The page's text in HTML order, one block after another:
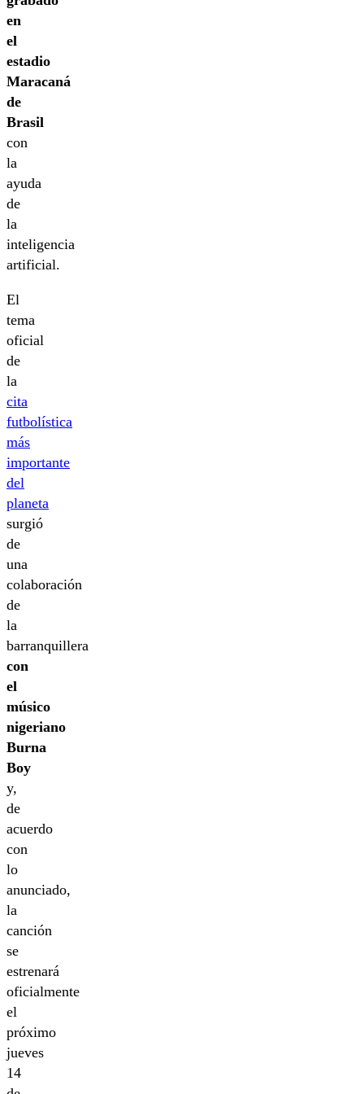
en
el
estadio
Maracaná
de
Brasil
con
la
ayuda
de
la
inteligencia
artificial.
El
tema
oficial
de
la
cita
futbolística
más
importante
del
planeta
surgió
de
una
colaboración
de
la
barranquillera
con
el
músico
nigeriano
Burna
Boy
y,
de
acuerdo
con
lo
anunciado,
la
canción
se
estrenará
oficialmente
el
próximo
jueves
14